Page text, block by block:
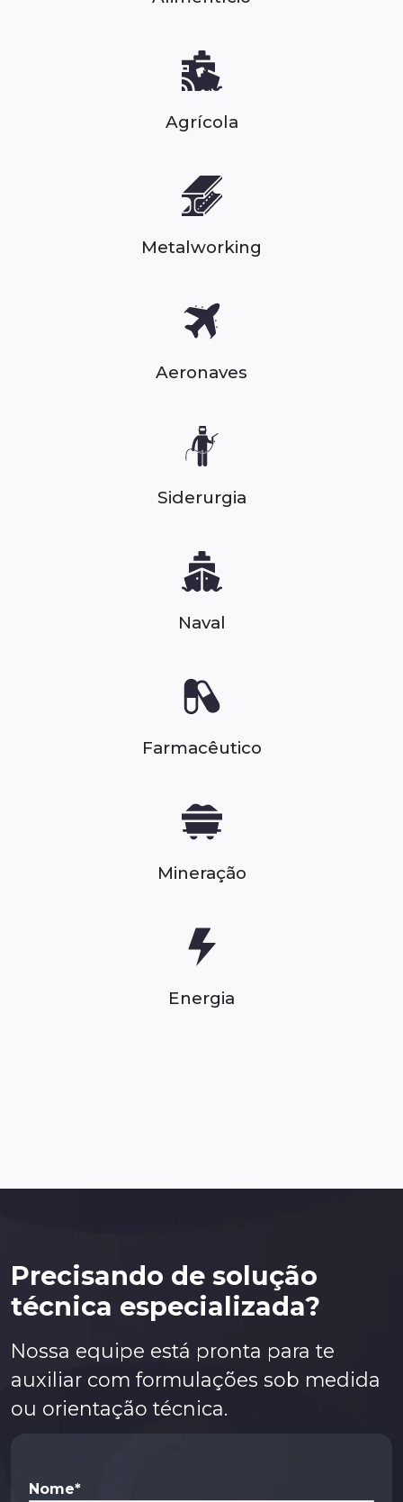
Agrícola
Metalworking
Aeronaves
Siderurgia
Naval
Farmacêutico
Mineração
Energia
Precisando de solução
técnica especializada?
Nossa equipe está pronta para te
auxiliar com formulações sob medida
ou orientação técnica.
Nome*